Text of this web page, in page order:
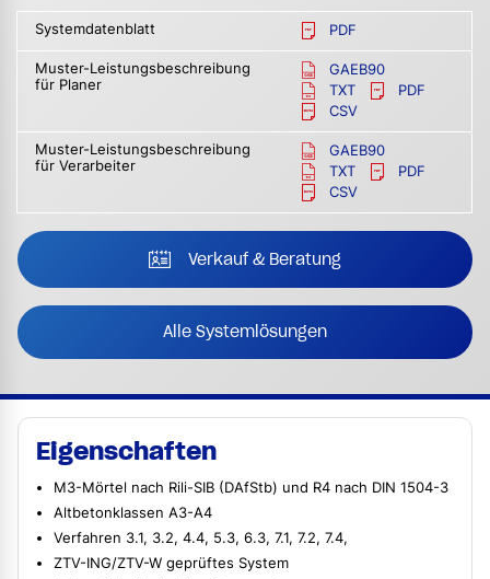
Systemdatenblatt PDF
Muster-Leistungsbeschreibung
für Planer
GAEB90
TXT
PDF
CSV
Muster-Leistungsbeschreibung
für Verarbeiter
GAEB90
TXT
PDF
CSV
Verkauf & Beratung
Alle Systemlösungen
Eigenschaften
M3-Mörtel nach Rili-SIB (DAfStb) und R4 nach DIN 1504-3
Altbetonklassen A3-A4
Verfahren 3.1, 3.2, 4.4, 5.3, 6.3, 7.1, 7.2, 7.4,
ZTV-ING/ZTV-W geprüftes System